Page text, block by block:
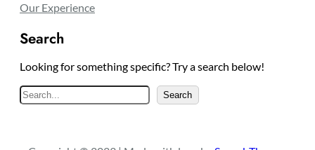
Our Experience
Search
Looking for something specific? Try a search below!
e
Search